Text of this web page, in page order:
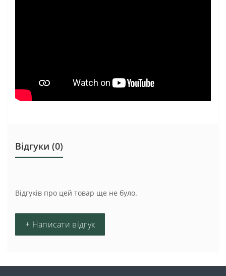
Відгуки (0)
Відгуків про цей товар ще не було.
+ Написати відгук